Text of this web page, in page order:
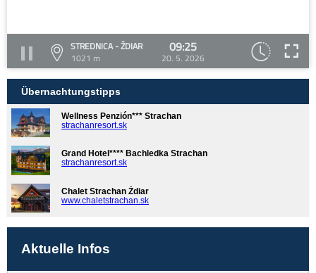
STREDNICA - ŽDIAR
1021 m
09:25
20. 5. 2026
Übernachtungstipps
Wellness Penzión*** Strachan
strachanresort.sk
Grand Hotel**** Bachledka Strachan
strachanresort.sk
Chalet Strachan Ždiar
www.chaletstrachan.sk
Aktuelle Infos